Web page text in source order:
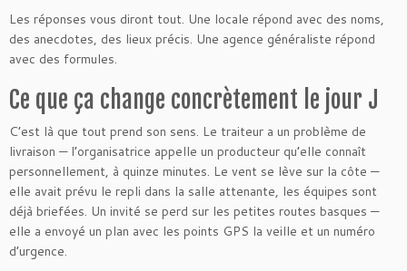
Les réponses vous diront tout. Une locale répond avec des noms,
des anecdotes, des lieux précis. Une agence généraliste répond
avec des formules.
Ce que ça change concrètement le jour J
C’est là que tout prend son sens. Le traiteur a un problème de
livraison — l’organisatrice appelle un producteur qu’elle connaît
personnellement, à quinze minutes. Le vent se lève sur la côte —
elle avait prévu le repli dans la salle attenante, les équipes sont
déjà briefées. Un invité se perd sur les petites routes basques —
elle a envoyé un plan avec les points GPS la veille et un numéro
d’urgence.